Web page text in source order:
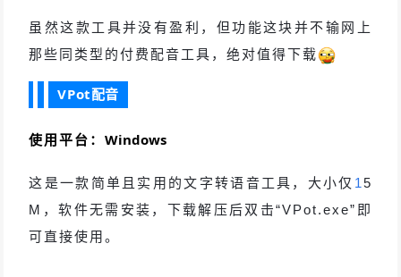
虽然这款工具并没有盈利，但功能这块并不输网上
那些同类型的付费配音工具，绝对值得下载
VPot配音
使用平台：Windows
这是一款简单且实用的文字转语音工具，大小仅 15
M，软件无需安装，下载解压后双击“VPot.exe”即
可直接使用。